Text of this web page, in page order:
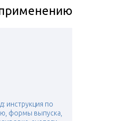
инструкция по
формы выпуска,